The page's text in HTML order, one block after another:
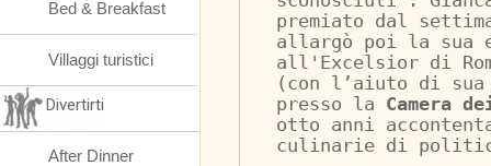
premiato dal
allargò poi la sua
all'Excelsior di
(con l’aiuto di sua
presso la Camera
otto anni
culinarie di
Bed & Breakfast
Villaggi turistici
Divertirti
After Dinner